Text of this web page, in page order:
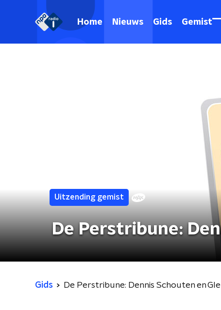
Home Nieuws Gids Gemist
Uitzending gemist
De Perstribune:
Gids De Perstribune: Dennis Schouten en